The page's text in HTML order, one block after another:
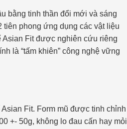
bằng tinh thần đổi mới và sáng
tiên phong ứng dụng các vật liệu
Asian Fit được nghiên cứu riêng
là “tấm khiên” công nghệ vững
Fit. Form mũ được tinh chỉnh
+- 50g, không lo đau cấn hay mỏi